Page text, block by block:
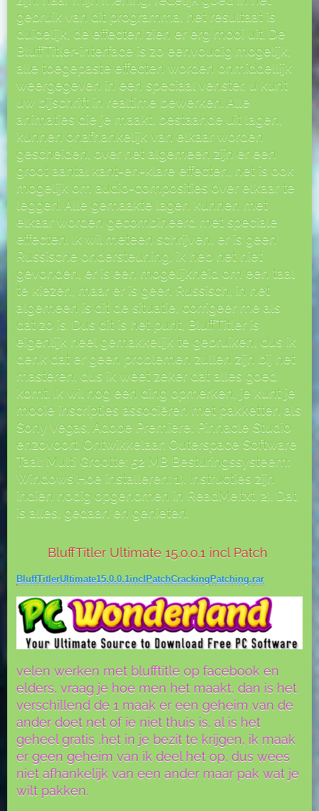
gebruik van dit programma, het resultaat is
duidelijk, de effecten zien er erg mooi uit. De
BluffTitler-interface is zo eenvoudig mogelijk,
alle toegepaste effecten worden onmiddellijk
weergegeven in een speciaal venster, u kunt
uw bijschrift in realtime bewerken. Alle
animaties die je maakt, bestaande uit lagen,
kunnen onafhankelijk van elkaar worden
gescheiden, over het algemeen zijn er een
groot aantal kant-en-klare effecten, het is ook
mogelijk om audio-composities over elkaar te
leggen. Alle gemaakte lagen kunnen met
elkaar worden gecombineerd met speciale
effecten. Ik wil meteen schrijven, er is geen
Russische ondersteuning, ik heb het niet
gevonden, er is een mogelijkheid om een ​​taal
te kiezen, maar er is geen Russisch, in het
algemeen is dit de situatie, corrigeer me als
dat zo is. Dus dit is het punt, BluffTitler is
eigenlijk heel gemakkelijk te gebruiken, dus ik
denk dat er geen problemen zullen zijn bij het
masteren, dus ik weet zeker dat alles goed
komt. Ik wil nog een ding opmerken, je kunt je
mooie inscripties associëren met pakketten als
Sony Vegas, Adobe Premiere, Pinnacle Studio
enzovoort. Ontwikkelaar: Outerspace Software
Taal: Multi Grootte: 52 MB Besturingssysteem:
Windows Hoe installeren: 1). Instructies zijn
indien nodig opgenomen in ReadMe.txt. 2). Dat
is alles, gedaan en genieten.
BluffTitler Ultimate 15.0.0.1 incl Patch
BluffTitlerUltimate15.0.0.1inclPatchCrackingPatching.rar
velen werken met blufftitle op facebook en
elders, vraag je hoe men het maakt, dan is het
verschillend de 1 maak er een geheim van de
ander doet net of ie niet thuis is, al is het
geheel gratis ,het in je bezit te krijgen, ik maak
er geen geheim van ik deel het op, dus wees
niet afhankelijk van een ander maar pak wat je
wilt pakken.